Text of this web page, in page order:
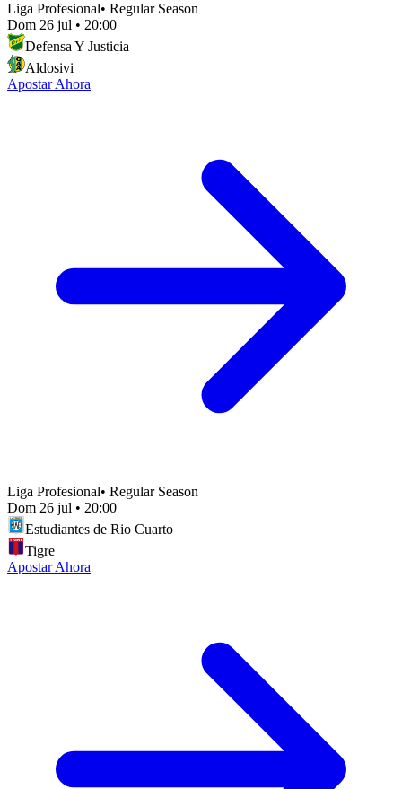
Liga Profesional• Regular Season
Dom 26 jul • 20:00
Defensa Y Justicia
Aldosivi
Apostar Ahora
Liga Profesional• Regular Season
Dom 26 jul • 20:00
Estudiantes de Rio Cuarto
Tigre
Apostar Ahora